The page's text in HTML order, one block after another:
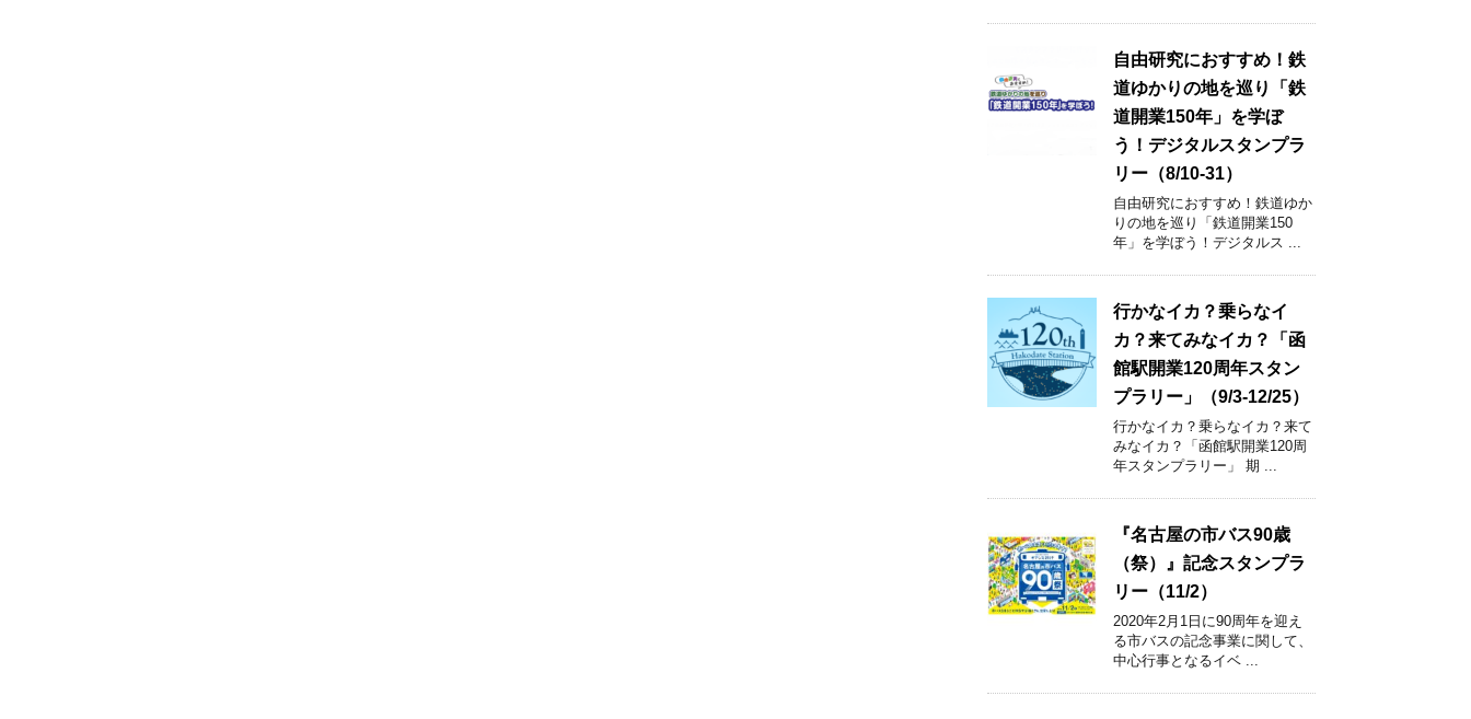
自由研究におすすめ！鉄
道ゆかりの地を巡り「鉄
道開業150年」を学ぼ
う！デジタルスタンプラ
リー（8/10-31）
自由研究におすすめ！鉄道ゆか
りの地を巡り「鉄道開業150
年」を学ぼう！デジタルス ...
行かなイカ？乗らなイ
カ？来てみなイカ？「函
館駅開業120周年スタン
プラリー」（9/3-12/25）
行かなイカ？乗らなイカ？来て
みなイカ？「函館駅開業120周
年スタンプラリー」 期 ...
『名古屋の市バス90歳
（祭）』記念スタンプラ
リー（11/2）
2020年2月1日に90周年を迎え
る市バスの記念事業に関して、
中心行事となるイベ ...